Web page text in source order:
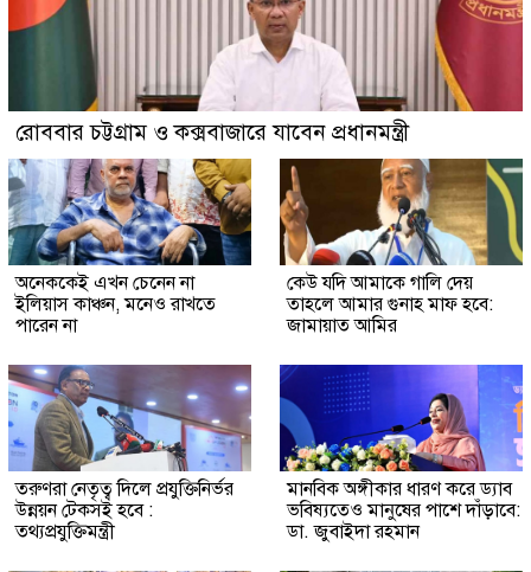
রোববার চট্টগ্রাম ও কক্সবাজারে যাবেন প্রধানমন্ত্রী
অনেককেই এখন চেনেন না
ইলিয়াস কাঞ্চন, মনেও রাখতে
পারেন না
কেউ যদি আমাকে গালি দেয়
তাহলে আমার গুনাহ মাফ হবে:
জামায়াত আমির
তরুণরা নেতৃত্ব দিলে প্রযুক্তিনির্ভর
উন্নয়ন টেকসই হবে :
তথ্যপ্রযুক্তিমন্ত্রী
মানবিক অঙ্গীকার ধারণ করে ড্যাব
ভবিষ্যতেও মানুষের পাশে দাঁড়াবে:
ডা. জুবাইদা রহমান